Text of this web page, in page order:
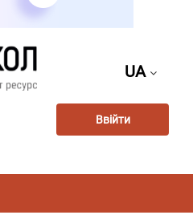
UA
Ввійти